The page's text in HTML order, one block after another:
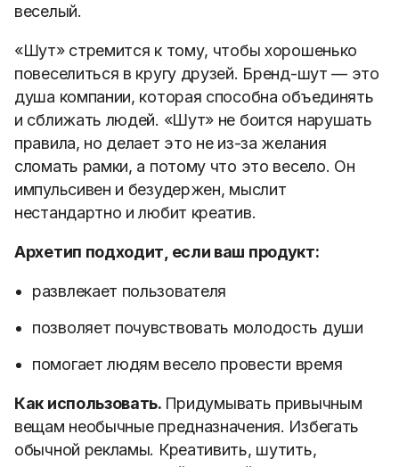
веселый.
«Шут» стремится к тому, чтобы хорошенько
повеселиться в кругу друзей. Бренд-шут — это
душа компании, которая способна объединять
и сближать людей. «Шут» не боится нарушать
правила, но делает это не из-за желания
сломать рамки, а потому что это весело. Он
импульсивен и безудержен, мыслит
нестандартно и любит креатив.
Архетип подходит, если ваш продукт:
развлекает пользователя
позволяет почувствовать молодость души
помогает людям весело провести время
Как использовать. Придумывать привычным
вещам необычные предназначения. Избегать
обычной рекламы. Креативить, шутить,